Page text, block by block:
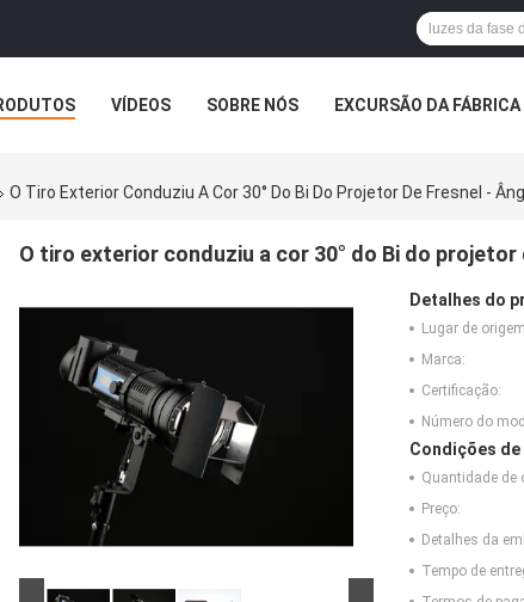
VÍDEOS SOBRE NÓS EXCURSÃO DA FÁBRICA
O Tiro Exterior Conduziu A Cor 30° Do Bi Do Projetor De Fresnel -
O tiro exterior conduziu a cor 30° do Bi do projetor
Detalhes do
Lugar de
Marca:
Certificação:
Número do
Condições de
Quantidade de
Preço:
Detalhes da
Tempo de